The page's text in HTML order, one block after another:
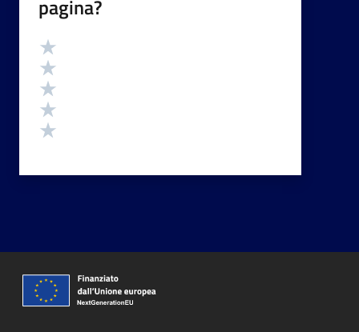
pagina?
Valutazione